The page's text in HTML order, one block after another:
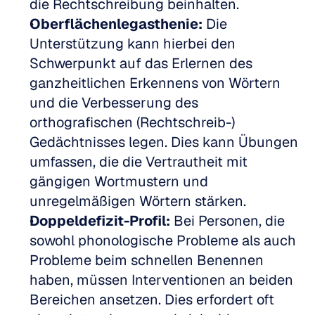
die Rechtschreibung beinhalten.
Oberflächenlegasthenie: Die
Unterstützung kann hierbei den
Schwerpunkt auf das Erlernen des
ganzheitlichen Erkennens von Wörtern
und die Verbesserung des
orthografischen (Rechtschreib-)
Gedächtnisses legen. Dies kann Übungen
umfassen, die die Vertrautheit mit
gängigen Wortmustern und
unregelmäßigen Wörtern stärken.
Doppeldefizit-Profil: Bei Personen, die
sowohl phonologische Probleme als auch
Probleme beim schnellen Benennen
haben, müssen Interventionen an beiden
Bereichen ansetzen. Dies erfordert oft